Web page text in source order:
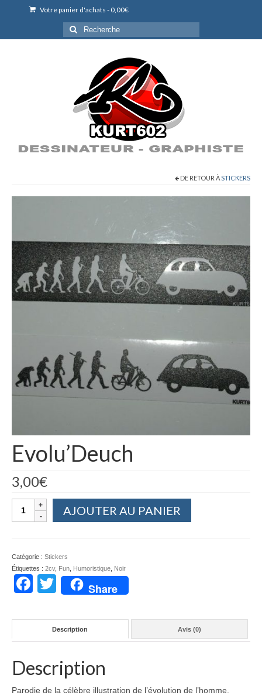
Votre panier d'achats - 0,00€
Rechercher
:
DE RETOUR ÀSTICKERS
Evolu’Deuch
3,00€
quantité
AJOUTER AU PANIER
Catégorie : Stickers
Étiquettes : 2cv, Fun Humoristique Noir
Facebook
Twitter
Share
Description Avis (0)
Description
Parodie de la célèbre illustration de l’évolution de l’homme.